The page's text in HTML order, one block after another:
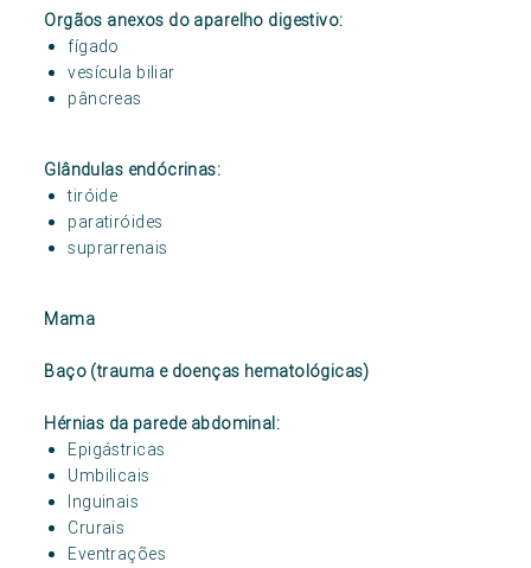
Orgãos anexos do aparelho digestivo:
fígado
vesícula biliar
pâncreas
Glândulas endócrinas:
tiróide
paratiróides
suprarrenais
Mama
Baço (trauma e doenças hematológicas)
Hérnias da parede abdominal:
Epigástricas
Umbilicais
Inguinais
Crurais
Eventrações